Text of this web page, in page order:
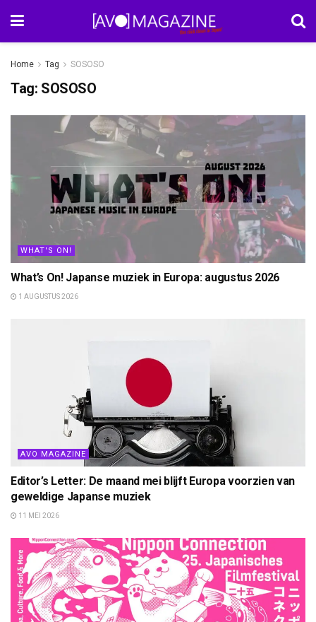
Home Tag SOSOSO
Tag: SOSOSO
WHAT'S ON!
What’s On! Japanse muziek in Europa: augustus 2026
1 AUGUSTUS 2026
AVO MAGAZINE
Editor’s Letter: De maand mei blijft Europa voorzien van
geweldige Japanse muziek
11 MEI 2026